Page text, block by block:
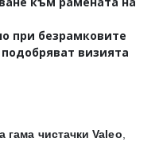
при безрамковите
визията
гама чистачки Valeo